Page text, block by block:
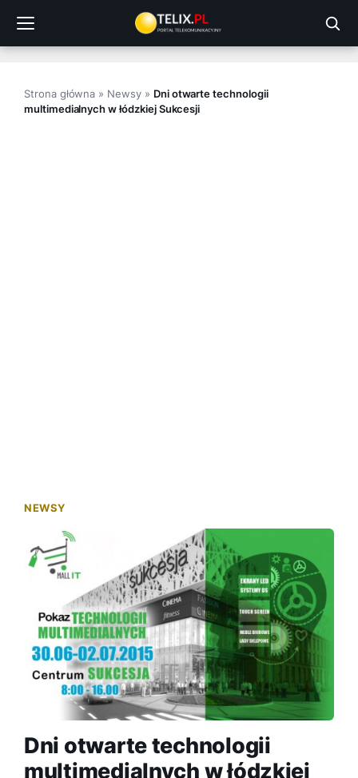
treści
Strona główna » Newsy» Dni otwarte technologii
multimedialnych w łódzkiej Sukcesji
NEWSY
Dni otwarte technologii
multimedialnych w łódzkiej